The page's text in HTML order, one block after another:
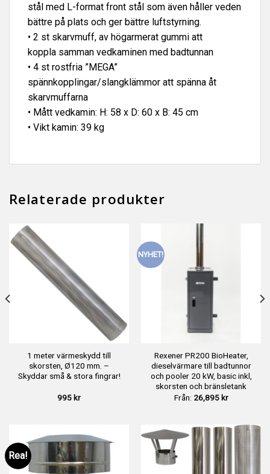
stål med L-format front stål som även håller veden
bättre på plats och ger bättre luftstyrning.
• 2 st skarvmuff, av högarmerat gummi att
koppla samman vedkaminen med badtunnan
• 4 st rostfria ”MEGA”
spännkopplingar/slangklämmor att spänna åt
skarvmuffarna
• Mått vedkamin: H: 58 x D: 60 x B: 45 cm
• Vikt kamin: 39 kg
Relaterade produkter
1 meter värmeskydd till
skorsten, Ø120 mm. –
Skyddar små & stora fingrar!
995kr
NYHET!
Rexener PR200 BioHeater,
dieselvärmare till badtunnor
och pooler 20 kW, basic inkl,
skorsten och bränsletank
Från: 26,895kr
Rea!